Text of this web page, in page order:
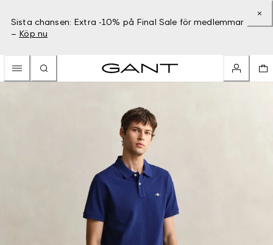
Sista chansen: Extra -10% på Final Sale för medlemmar
– Köp nu